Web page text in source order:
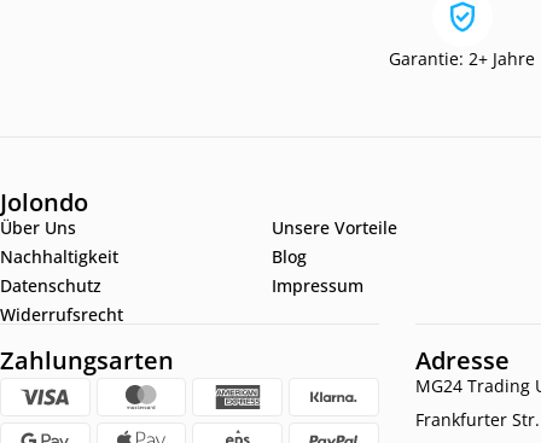
Garantie: 2+ Jahre
Jolondo
Über Uns
Unsere Vorteile
Nachhaltigkeit
Blog
Datenschutz
Impressum
Widerrufsrecht
Zahlungsarten Adresse
MG24 Trading
Frankfurter